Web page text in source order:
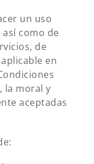
un uso
como de
de
en
la moral y
aceptadas